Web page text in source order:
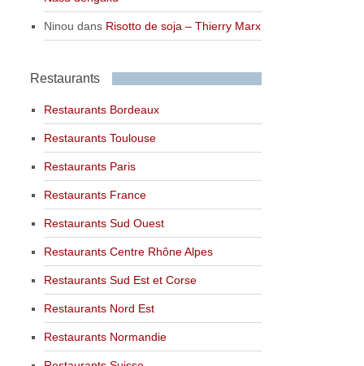
Ninou dans Risotto de soja – Thierry Marx
Restaurants
Restaurants Bordeaux
Restaurants Toulouse
Restaurants Paris
Restaurants France
Restaurants Sud Ouest
Restaurants Centre Rhône Alpes
Restaurants Sud Est et Corse
Restaurants Nord Est
Restaurants Normandie